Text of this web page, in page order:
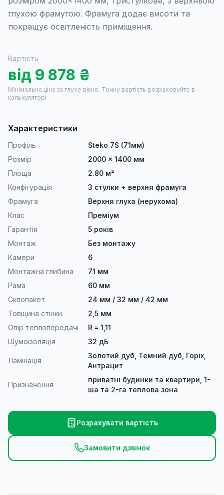
глухою фрамугою. Фрамуга додає висоти та
покращує освітленість приміщення.
Вартість
від 9 878 ₴
Мінімальна ціна за глухе вікно. Точну вартість розраховуйте в
калькуляторі
Характеристики
Профіль
Steko 7S (71мм)
Розмір
2000 × 1400 мм
Площа
2.80 м²
Конфігурація
3 стулки + верхня фрамуга
Фрамуга
Верхня глуха (нерухома)
Клас
Преміум
Гарантія
5 років
Монтаж
Без монтажу
Камери
6
Монтажна глибина
71 мм
Рама
60 мм
Склопакет
24 мм / 32 мм / 42 мм
Товщина стінки
2,5 мм
Опір теплопередачі
R = 1,11
Шумоізоляція
32 дБ
Ламінація
Золотий дуб, Темний дуб, Горіх,
Антрацит
Призначення
приватні будинки та квартири, 1-
ша та 2-га теплова зона
Розрахувати вартість
Замовити дзвінок